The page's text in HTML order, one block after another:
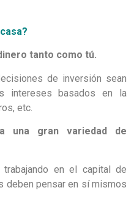
tanto como tú.
de inversión sean
intereses basados ​​en la
etc.
una gran variedad de
en el capital de
deben pensar en sí mismos